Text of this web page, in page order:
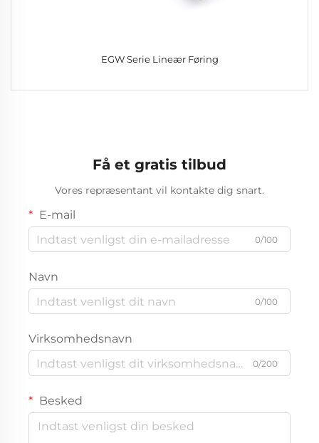
EGW Serie Lineær Føring
Få et gratis tilbud
Vores repræsentant vil kontakte dig snart.
E-mail
0/100
Navn
0/100
Virksomhedsnavn
0/200
Besked